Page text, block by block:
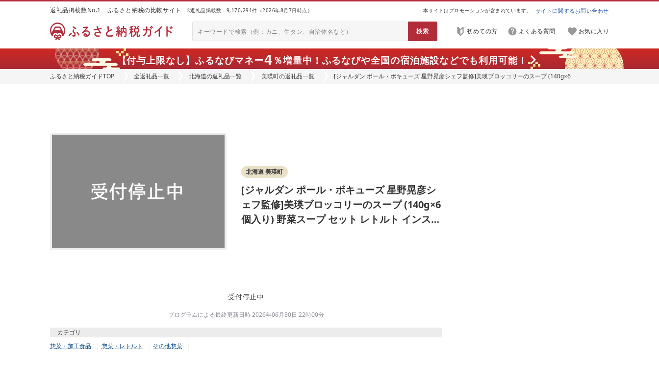
返礼品掲載数No.1 ふるさと納税の比較サイト ※返礼品掲載数：9,170,291件（2026年8月7日時点） 本サイトはプロモーションが含まれています。 サイトに関するお問い合わせ
初めての方 よくある質問 お気に入り
【付与上限なし】ふるなびマネー4％増量中！ ふるなびや全国の宿泊施設などでも利用可能！
ふるさと納税ガイドTOP 全返礼品一覧 北海道の返礼品一覧 美瑛町の返礼品一覧
[ジャルダン ポール・ボキューズ 星野晃彦シェフ監修]美瑛ブロッコリーのスープ (140g×6
北海道 美瑛町
[ジャルダン ポール・ボキューズ 星野晃彦シ
ェフ監修]美瑛ブロッコリーのスープ (140g×6
個入り) 野菜スープ セット レトルト インスタ
受付停止中
プログラムによる最終更新日時 2026年06月30日 22時00分
カテゴリ
惣菜・加工食品
惣菜・レトルト その他惣菜